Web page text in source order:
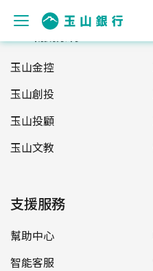
玉山服務網
玉山金控
玉山創投
玉山投顧
玉山文教
支援服務
幫助中心
智能客服